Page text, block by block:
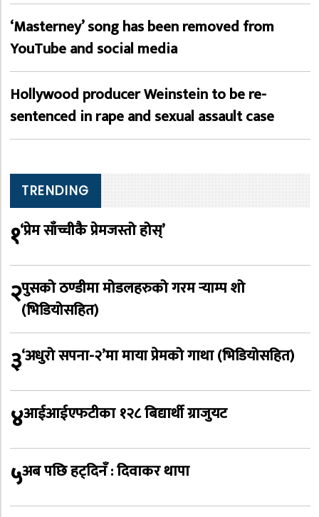
‘Masterney’ song has been removed from
YouTube and social media
Hollywood producer Weinstein to be re-
sentenced in rape and sexual assault case
TRENDING
१‘प्रेम साँच्चीकै प्रेमजस्तो होस्’
२पुसको ठण्डीमा मोडलहरुको गरम र्‍याम्प शो
(भिडियोसहित)
३‘अधुरो सपना-२’मा माया प्रेमको गाथा (भिडियोसहित)
४आईआईएफटीका १२८ बिद्यार्थी ग्राजुयट
५अब पछि हट्दिनँ : दिवाकर थापा